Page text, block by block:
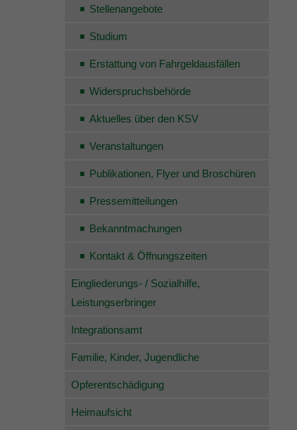
Stellenangebote
Studium
Erstattung von Fahrgeldausfällen
Widerspruchsbehörde
Aktuelles über den KSV
Veranstaltungen
Publikationen, Flyer und Broschüren
Pressemitteilungen
Bekanntmachungen
Kontakt & Öffnungszeiten
Eingliederungs- / Sozialhilfe,
Leistungserbringer
Integrationsamt
Familie, Kinder, Jugendliche
Opferentschädigung
Heimaufsicht